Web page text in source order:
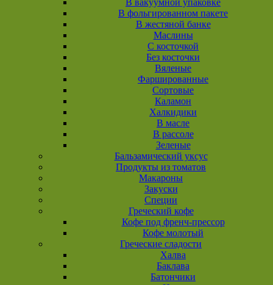
В вакуумной упаковке
В фольгированном пакете
В жестяной банке
Маслины
С косточкой
Без косточки
Вяленые
Фаршированные
Сортовые
Каламон
Халкидики
В масле
В рассоле
Зеленые
Бальзамический уксус
Продукты из томатов
Макароны
Закуски
Специи
Греческий кофе
Кофе под френч-прессор
Кофе молотый
Греческие сладости
Халва
Баклава
Батончики